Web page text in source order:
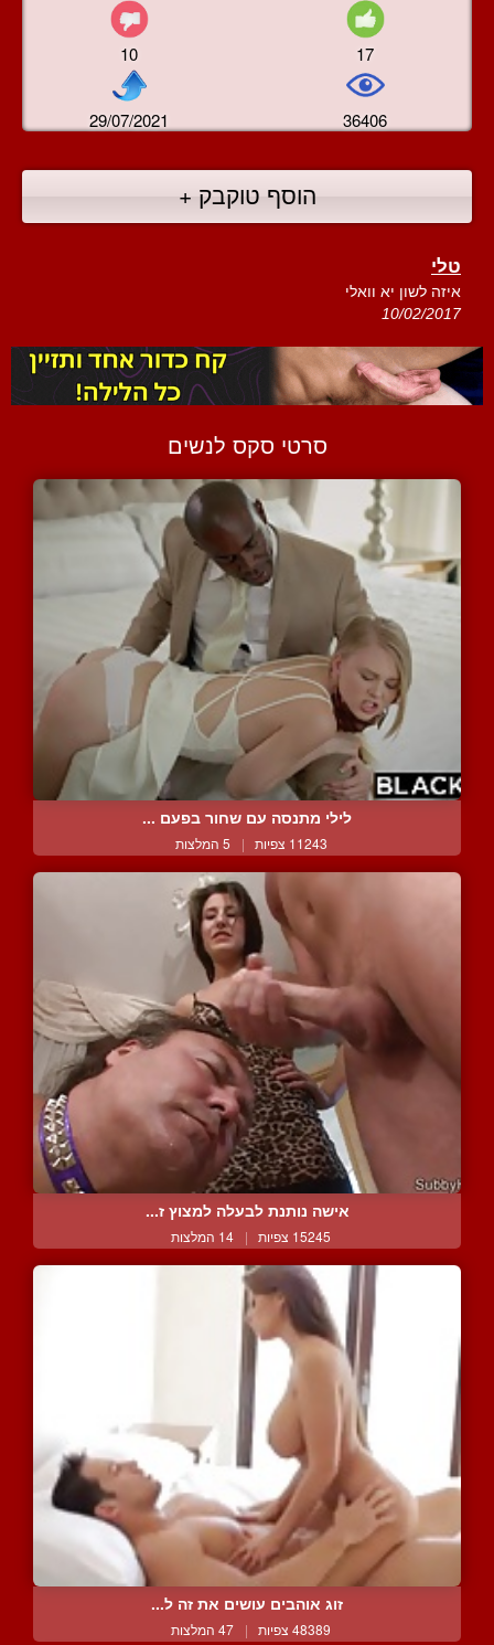
10 17
29/07/2021 36406
הוסף טוקבק +
טלי
איזה לשון יא וואלי
10/02/2017
סרטי סקס לנשים
לילי מתנסה עם שחור בפעם ...
11243 צפיות | 5 המלצות
אישה נותנת לבעלה למצוץ ז...
15245 צפיות | 14 המלצות
זוג אוהבים עושים את זה ל...
48389 צפיות | 47 המלצות